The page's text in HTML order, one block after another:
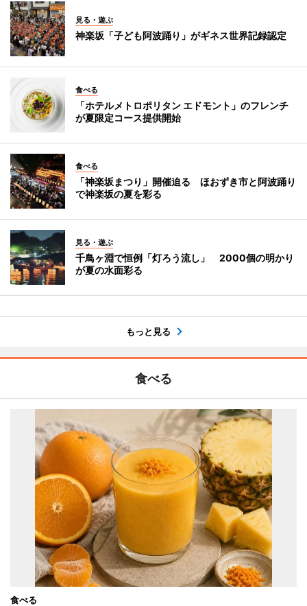
見る・遊ぶ
神楽坂「子ども阿波踊り」がギネス世界記録認定
食べる
「ホテルメトロポリタン エドモント」のフレンチ
が夏限定コース提供開始
食べる
「神楽坂まつり」開催迫る ほおずき市と阿波踊り
で神楽坂の夏を彩る
見る・遊ぶ
千鳥ヶ淵で恒例「灯ろう流し」 2000個の明かり
が夏の水面彩る
もっと見る
食べる
食べる